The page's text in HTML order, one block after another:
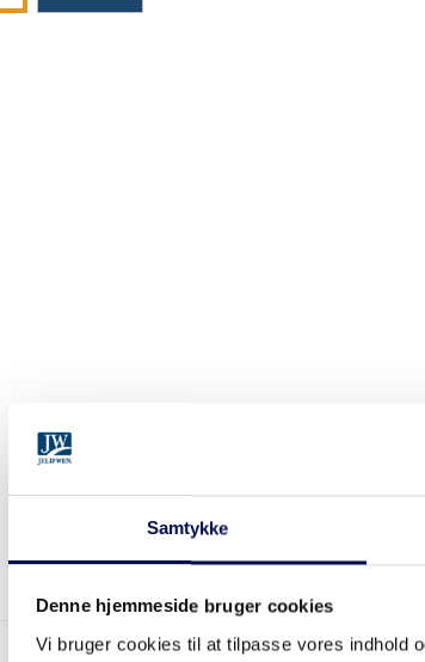
Samtykke
Denne hjemmeside bruger cookies
Vi bruger cookies til at tilpasse vores indhold